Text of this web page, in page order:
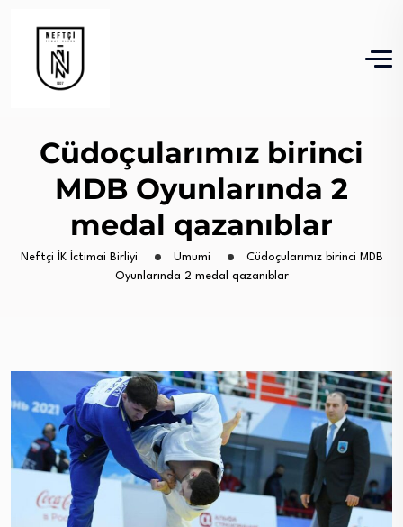
Cüdoçularımız birinci
MDB Oyunlarında 2
medal qazanıblar
Neftçi İK İctimai Birliyi Ümumi
Cüdoçularımız birinci MDB
Oyunlarında 2 medal qazanıblar